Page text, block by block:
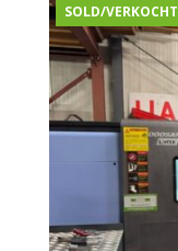
SOLD/VERKOCHT